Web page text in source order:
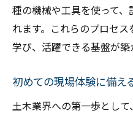
種の機械や工具を使って
れます。これらのプロセ
学び、活躍できる基盤が築
初めての現場体験に備え
土木業界への第一歩とし